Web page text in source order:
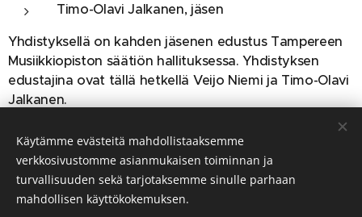
Timo-Olavi Jalkanen, jäsen
Yhdistyksellä on kahden jäsenen edustus Tampereen
Musiikkiopiston säätiön hallituksessa. Yhdistyksen
edustajina ovat tällä hetkellä Veijo Niemi ja Timo-Olavi
Jalkanen.
Linkki jäsenhakemukseen
Käytämme evästeitä mahdollistaaksemme
verkkosivustomme asianmukaisen toiminnan ja
turvallisuuden sekä tarjotaksemme sinulle parhaan
mahdollisen käyttökokemuksen.